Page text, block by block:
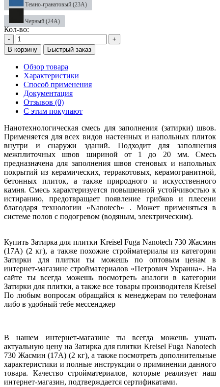
Темно-гранатовый (23А)
Черный (24А)
Кол-во:
-
+
В корзину
Быстрый заказ
Обзор товара
Характеристики
Способ применения
Документация
Отзывов (0)
С этим покупают
Нанотехнологическая смесь для заполнения (затирки) швов.
Применяется для всех видов настенных и напольных плиток
внутри и снаружи зданий. Подходит для заполнения
межплиточных швов шириной от 1 до 20 мм. Смесь
предназначена для заполнения швов стеновых и напольных
покрытий из керамических, терракотовых, керамогранитной,
бетонных плиток, а также природного и искусственного
камня. Смесь характеризуется повышенной устойчивостью к
истиранию, предотвращает появление грибков и плесени
благодаря технологии «Nanotech» . Может применяться в
системе полов с подогревом (водяным, электрическим).
Купить Затирка для плитки Kreisel Fuga Nanotech 730 Жасмин
(17А) (2 кг), а также похожие стройматериалы из категории
Затирки для плитки ты можешь по оптовым ценам в
интернет-магазине стройматериалов «Петрович Украина». На
сайте ты всегда можешь посмотреть аналоги в категории
Затирки для плитки, а также все товары производителя Kreisel
По любым вопросам обращайся к менеджерам по телефонам
либо в удобный тебе мессенджер
В нашем интернет-магазине ты всегда можешь узнать
актуальную цену на Затирка для плитки Kreisel Fuga Nanotech
730 Жасмин (17А) (2 кг), а также посмотреть дополнительные
характеристики и полные инструкции о приминении данного
товара. Качество стройматериалов, которые реализует наш
интернет-магазин, подтверждается сертификатами.